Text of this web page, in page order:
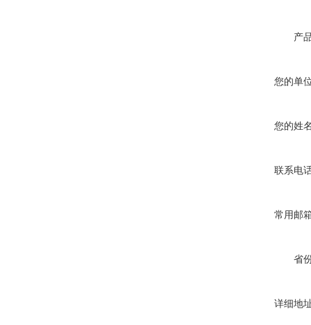
产
您的单
您的姓
联系电
常用邮
省
详细地